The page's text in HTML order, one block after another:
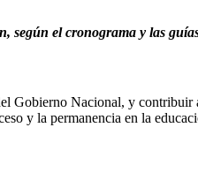
el cronograma y las
Gobierno Nacional, y
y la permanencia en la